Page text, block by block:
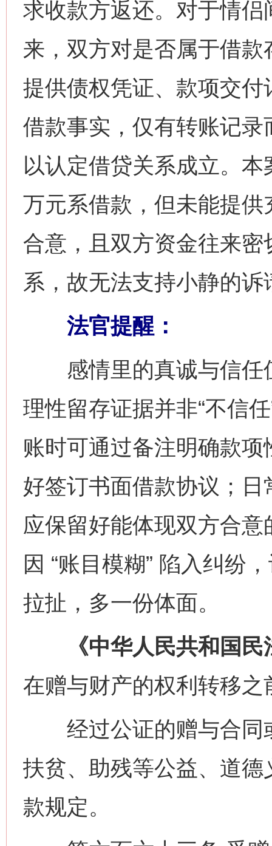
求收款方返还。对于情
来，双方对是否属于借
提供债权凭证、款项交
借款事实，仅有转账记
以认定借贷关系成立。
万元系借款，但未能提
合意，且双方资金往来
系，故无法支持小静的诉
法官提醒：
感情里的真诚与信任
理性留存证据并非“不信
账时可通过备注明确款
好签订书面借款协议；
应保留好能体现双方合
因 “账目模糊” 陷入纠纷
拉扯，多一份体面。
《中华人民共和国民
在赠与财产的权利转移
经过公证的赠与合同
扶贫、助残等公益、道
款规定。